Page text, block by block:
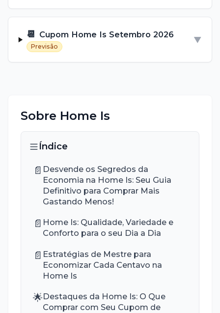
📆 Cupom Home Is Setembro 2026
Previsão
▼
Sobre Home Is
Índice
📄 Desvende os Segredos da
Economia na Home Is: Seu Guia
Definitivo para Comprar Mais
Gastando Menos!
📄 Home Is: Qualidade, Variedade e
Conforto para o seu Dia a Dia
📄 Estratégias de Mestre para
Economizar Cada Centavo na
Home Is
🌟Destaques da Home Is: O Que
Comprar com Seu Cupom de